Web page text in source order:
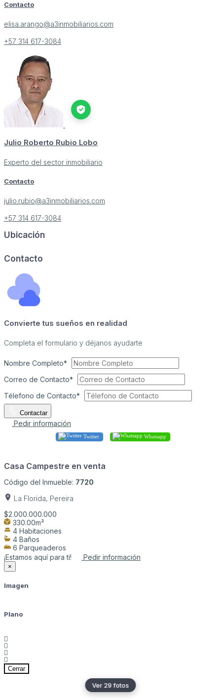
Ver 29 fotos
Contacto
elisa.arango@a3inmobiliarios.com
+57 314 617-3084
Julio Roberto Rubio Lobo
Experto del sector inmobiliario
Contacto
julio.rubio@a3inmobiliarios.com
+57 314 617-3084
Ubicación
Contacto
Convierte tus sueños en realidad
Completa el formulario y déjanos ayudarte
Nombre Completo*
Correo de Contacto*
Télefono de Contacto*
Contactar
Pedir información
Twitter Whatsapp
Casa Campestre en venta
Código del Inmueble: 7720
La Florida, Pereira
$2.000.000.000
330.00m²
4 Habitaciones
4 Baños
6 Parqueaderos
¡Estamos aquí para ti!
Pedir información
×
Imagen
Plano
Cerrar